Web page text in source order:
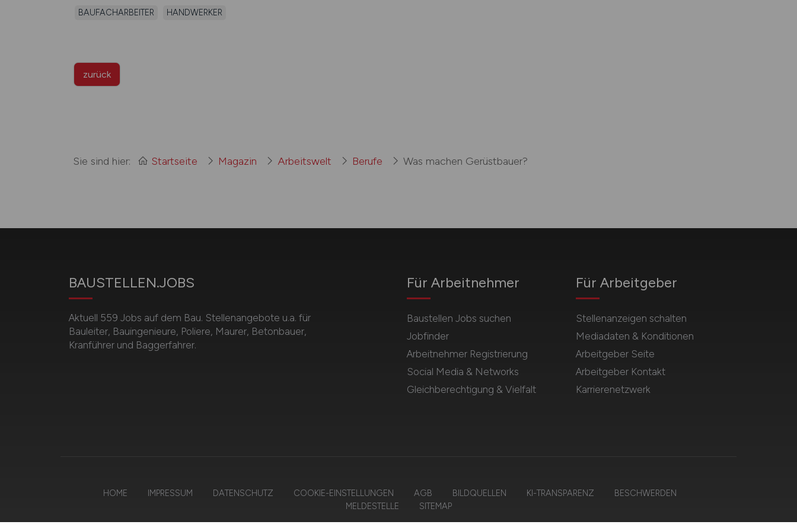
BAUFACHARBEITER HANDWERKER
zurück
Sie sind hier: Startseite Magazin Arbeitswelt Berufe Was machen Gerüst­bauer?
BAUSTELLEN.JOBS
Aktuell 559 Jobs auf dem Bau. Stellenangebote u.a. für
Bauleiter, Bauingenieure, Poliere, Maurer, Betonbauer,
Kranführer und Baggerfahrer.
Für Arbeitnehmer
Baustellen Jobs suchen
Jobfinder
Arbeitnehmer Registrierung
Social Media & Networks
Gleichberechtigung & Vielfalt
Für Arbeitgeber
Stellenanzeigen schalten
Mediadaten & Konditionen
Arbeitgeber Seite
Arbeitgeber Kontakt
Karrierenetzwerk
HOME IMPRESSUM DATENSCHUTZ COOKIE-EINSTELLUNGEN AGB BILDQUELLEN KI-TRANSPARENZ
BESCHWERDEN
MELDESTELLE
SITEMAP